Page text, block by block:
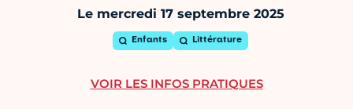
Le mercredi 17 septembre 2025
Enfants Littérature
VOIR LES INFOS PRATIQUES